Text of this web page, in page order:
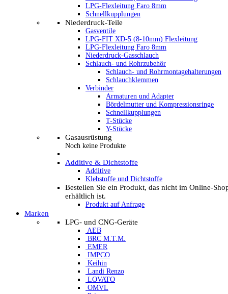
LPG-Flexleitung Faro 8mm
Schnellkupplungen
Niederdruck-Teile
Gasventile
LPG-FIT XD-5 (8-10mm) Flexleitung
LPG-Flexleitung Faro 8mm
Niederdruck-Gasschlauch
Schlauch- und Rohrzubehör
Schlauch- und Rohrmontagehalterungen
Schlauchklemmen
Verbinder
Armaturen und Adapter
Bördelmutter und Kompressionsringe
Schnellkupplungen
T-Stücke
Y-Stücke
Gasausrüstung
Noch keine Produkte
Additive & Dichtstoffe
Additive
Klebstoffe und Dichtstoffe
Bestellen Sie ein Produkt, das nicht im Online-
erhältlich ist.
Produkt auf Anfrage
Marken
LPG- und CNG-Geräte
AEB
BRC M.T.M.
EMER
IMPCO
Keihin
Landi Renzo
LOVATO
OMVL